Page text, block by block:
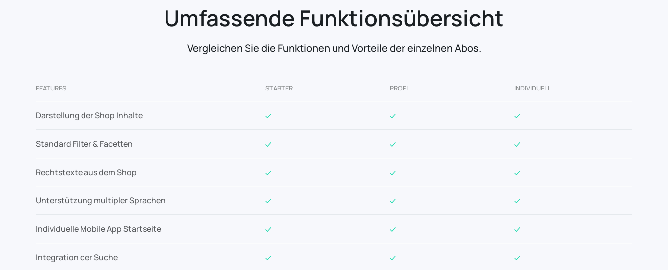
Umfassende Funktionsübersicht
Vergleichen Sie die Funktionen und Vorteile der einzelnen Abos.
FEATURES STARTER PROFI INDIVIDUELL
Darstellung der Shop Inhalte
Standard Filter & Facetten
Rechtstexte aus dem Shop
Unterstützung multipler Sprachen
Individuelle Mobile App Startseite
Integration der Suche